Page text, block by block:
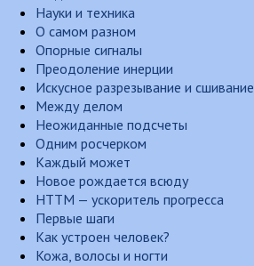
Науки и техника
О самом разном
Опорные сигналы
Преодоление инерции
Искусное разрезывание и сшивание
Между делом
Неожиданные подсчеты
Одним росчерком
Каждый может
Новое рождается всюду
НТТМ — ускоритель прогресса
Первые шаги
Как устроен человек?
Кожа, волосы и ногти